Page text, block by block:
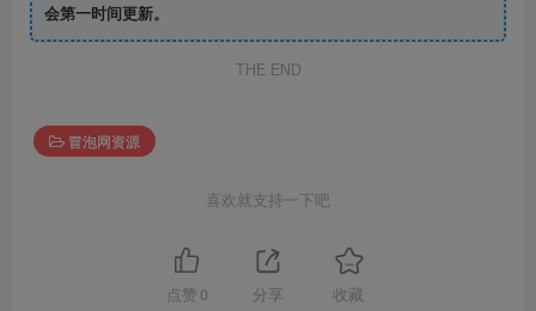
会第一时间更新。
THE END
冒泡网资源
喜欢就支持一下吧
点赞 0 分享 收藏